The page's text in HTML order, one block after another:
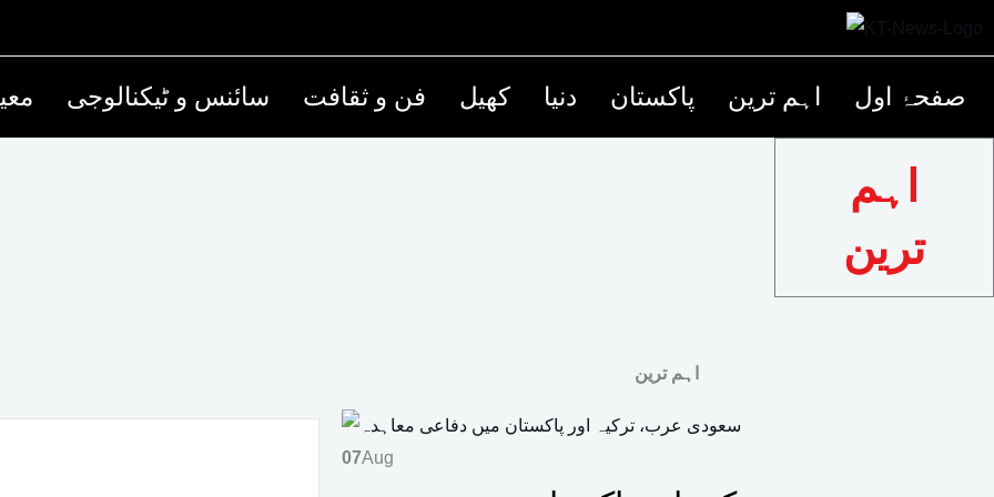
سائنس و ٹیکنالوجی فن و ثقافت کھیل دنیا پاکستان اہم ترین صفحۂ اول
اہم
ترین
اہم ترین
07Aug